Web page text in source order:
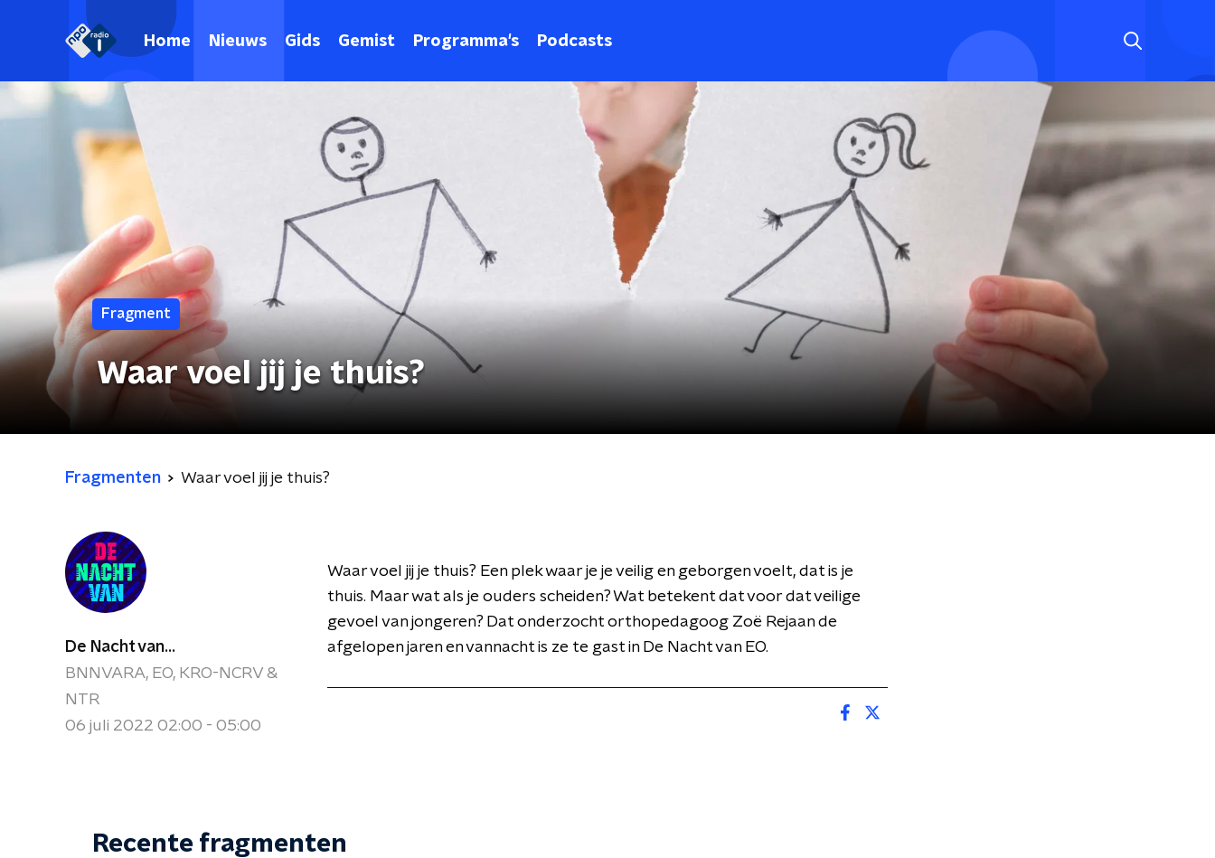
Home Nieuws Gids Gemist Programma's Podcasts
Fragment
Waar voel jij je thuis?
Fragmenten Waar voel jij je thuis?
De Nacht van...
BNNVARA, EO, KRO-NCRV &
NTR
06 juli 2022 02:00 - 05:00
Waar voel jij je thuis? Een plek waar je je veilig en geborgen voelt, dat is je
thuis. Maar wat als je ouders scheiden? Wat betekent dat voor dat veilige
gevoel van jongeren? Dat onderzocht orthopedagoog Zoë Rejaan de
afgelopen jaren en vannacht is ze te gast in De Nacht van EO.
Recente fragmenten